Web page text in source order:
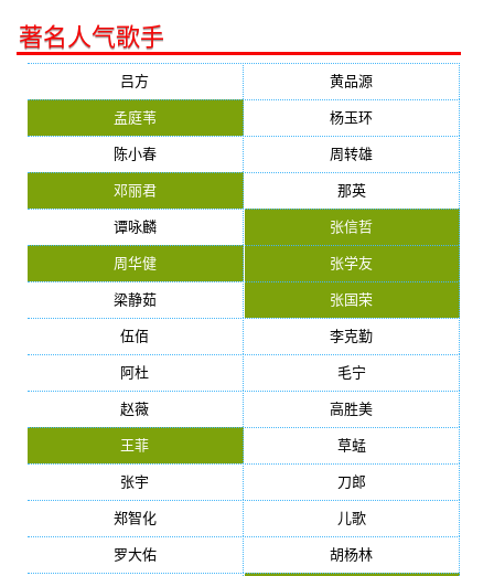
著名人气歌手
吕方 黄品源
孟庭苇 杨玉环
陈小春 周转雄
邓丽君 那英
谭咏麟 张信哲
周华健 张学友
梁静茹 张国荣
伍佰 李克勤
阿杜 毛宁
赵薇 高胜美
王菲 草蜢
张宇 刀郎
郑智化 儿歌
罗大佑 胡杨林